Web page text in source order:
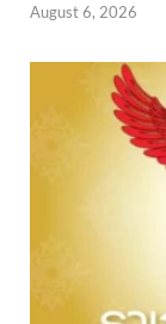
August 6, 2026